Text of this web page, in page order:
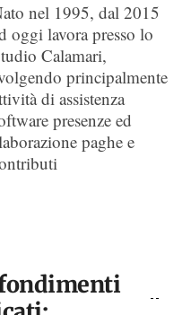
nel 1995, dal 2015
oggi lavora presso lo
Calamari,
principalmente
di assistenza
presenze ed
paghe e